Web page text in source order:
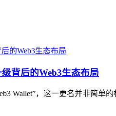
背后的Web3生态布局
Wallet”，这一更名并非简单